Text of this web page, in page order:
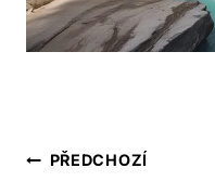
Navigace
PŘEDCHOZÍ